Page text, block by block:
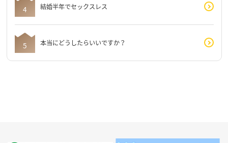
結婚半年でセックスレス
本当にどうしたらいいですか？